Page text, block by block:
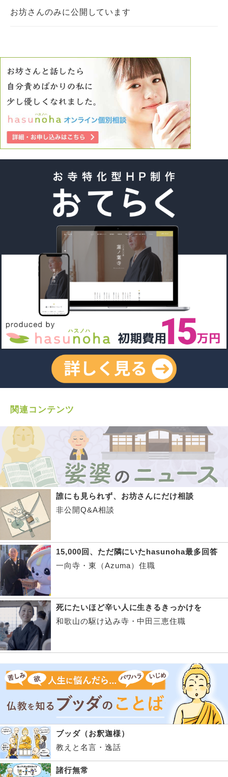
お坊さんのみに公開しています
関連コンテンツ
誰にも見られず、お坊さんにだけ相談
非公開Q&A相談
15,000回、ただ隣にいたhasunoha最多回答
一向寺・東（Azuma）住職
死にたいほど辛い人に生きるきっかけを
和歌山の駆け込み寺・中田三恵住職
ブッダ（お釈迦様）
教えと名言・逸話
諸行無常